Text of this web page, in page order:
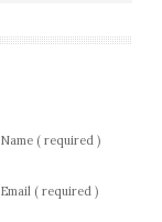
Name ( required )
Email ( required )